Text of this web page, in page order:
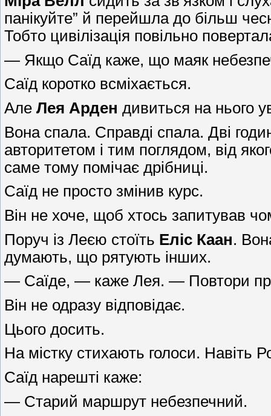
панікуйте” й перейшла до більш
Тобто цивілізація повільно
— Якщо Саїд каже, що маяк
Саїд коротко всміхається.
Але Лея Арден дивиться на нього
Вона спала. Справді спала. Дві
авторитетом і тим поглядом, від
саме тому помічає дрібниці.
Саїд не просто змінив курс.
Він не хоче, щоб хтось запитував
Поруч із Леєю стоїть Еліс Каан.
думають, що рятують інших.
— Саїде, — каже Лея. — Повтори
Він не одразу відповідає.
Цього досить.
На містку стихають голоси. Навіть
Саїд нарешті каже:
— Старий маршрут небезпечний.